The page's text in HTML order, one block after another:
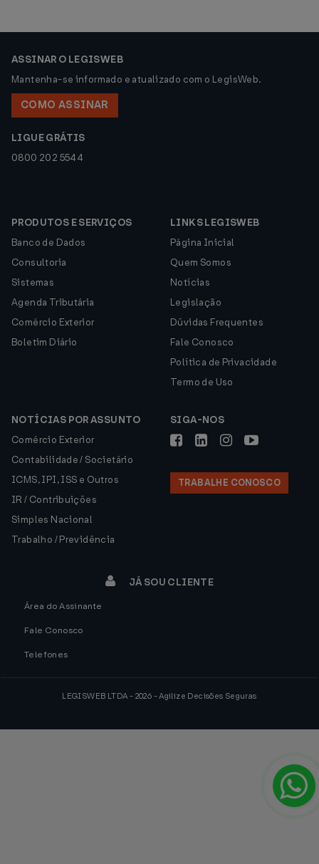
ASSINAR O LEGISWEB
Mantenha-se informado e atualizado com o LegisWeb.
COMO ASSINAR
LIGUE GRÁTIS
0800 202 5544
PRODUTOS E SERVIÇOS
Banco de Dados
Consultoria
Sistemas
Agenda Tributária
Comércio Exterior
Boletim Diário
LINKS LEGISWEB
Página Inicial
Quem Somos
Notícias
Legislação
Dúvidas Frequentes
Fale Conosco
Política de Privacidade
Termo de Uso
NOTÍCIAS POR ASSUNTO
Comércio Exterior
Contabilidade / Societário
ICMS, IPI, ISS e Outros
IR / Contribuições
Simples Nacional
Trabalho / Previdência
SIGA-NOS
TRABALHE CONOSCO
JÁ SOU CLIENTE
Área do Assinante
Fale Conosco
Telefones
LEGISWEB LTDA - 2026 - Agilize Decisões Seguras